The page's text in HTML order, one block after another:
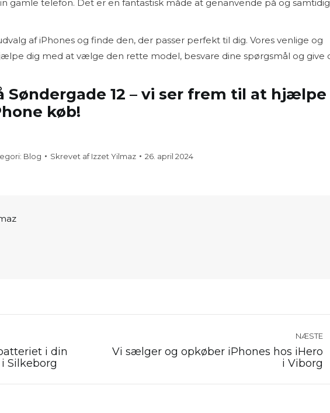
gamle telefon. Det er en fantastisk måde at genanvende på og samtidig
af iPhones og finde den, der passer perfekt til dig. Vores venlige og
dig med at vælge den rette model, besvare dine spørgsmål og give
Søndergade 12 – vi ser frem til at hjælpe
køb!
Blog Skrevet afIzzet Yilmaz 26. april 2024
i din
Silkeborg
NÆSTE
Næste
Vi sælger og opkøber iPhones hos iHero
i Viborg